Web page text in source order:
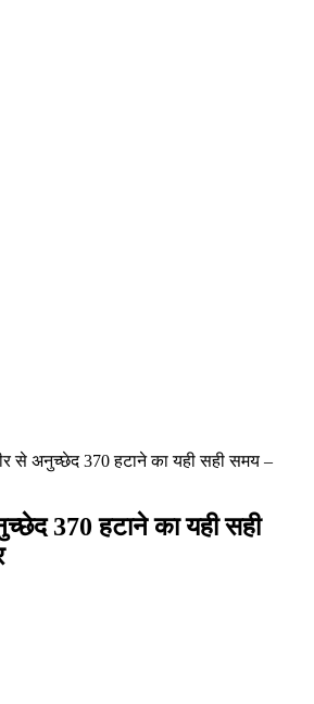
से अनुच्छेद 370 हटाने का यही सही समय –
370 हटाने का यही सही